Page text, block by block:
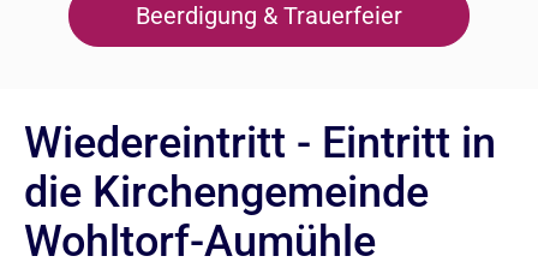
Beerdigung & Trauerfeier
Wiedereintritt - Eintritt in
die Kirchengemeinde
Wohltorf-Aumühle